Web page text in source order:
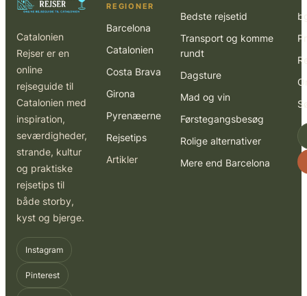
Catalonien
Rejser er en
online
rejseguide til
Catalonien med
inspiration,
seværdigheder,
strande, kultur
og praktiske
rejsetips til
både storby,
kyst og bjerge.
Instagram
Pinterest
REGIONER
Barcelona
Catalonien
Costa Brava
Girona
Pyrenæerne
Rejsetips
Artikler
Bedste rejsetid
Transport og komme
rundt
Dagsture
Mad og vin
Førstegangsbesøg
Rolige alternativer
Mere end Barcelona